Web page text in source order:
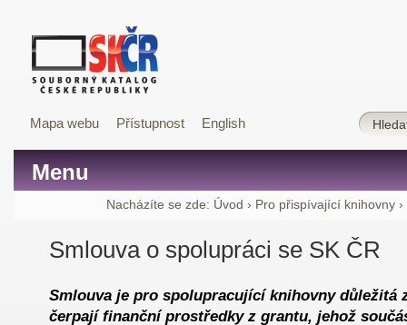
Mapa webu Přístupnost English
Menu
Nacházíte se zde: Úvod › Pro přispívající knihovny ›
Smlouva o spolupráci se SK ČR
Smlouva je pro spolupracující knihovny důležitá
čerpají finanční prostředky z grantu, jehož